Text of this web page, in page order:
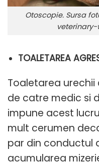
Otoscopie. Sursa
TOALETAREA
Toaletarea
de catre medic si
impune acest
mult cerumen
par din conductul
acumularea